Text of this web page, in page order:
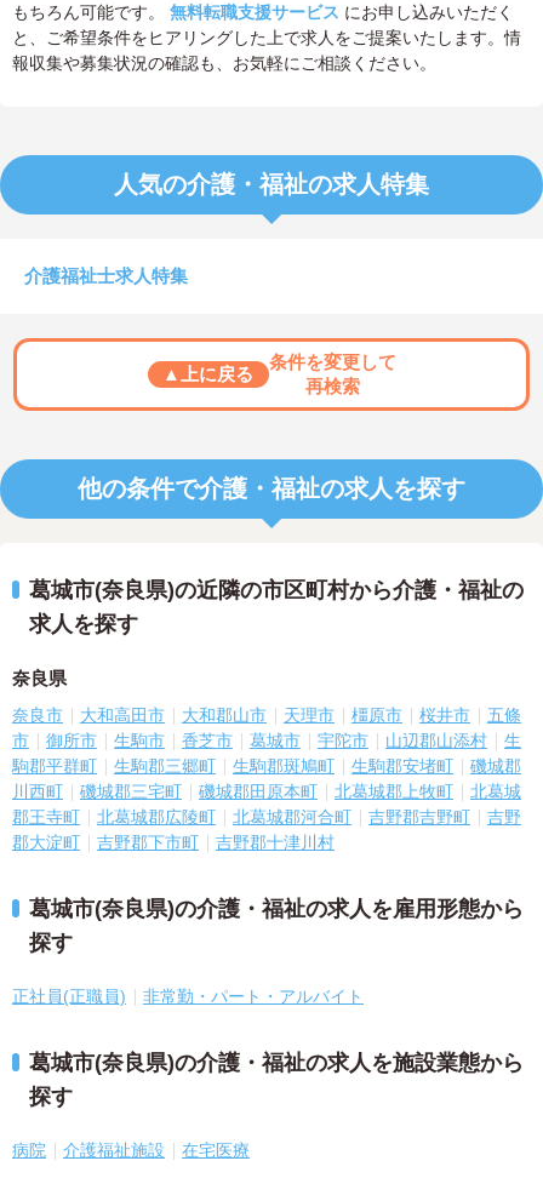
もちろん可能です。 無料転職支援サービス にお申し込みいただく
と、ご希望条件をヒアリングした上で求人をご提案いたします。情
報収集や募集状況の確認も、お気軽にご相談ください。
人気の介護・福祉の求人特集
介護福祉士求人特集
▲上に戻る
条件を変更して
再検索
他の条件で介護・福祉の求人を探す
葛城市(奈良県)の近隣の市区町村から介護・福祉の
求人を探す
奈良県
奈良市 大和高田市 大和郡山市 天理市 橿原市 桜井市
五條
市
御所市 生駒市 香芝市 葛城市 宇陀市 山辺郡山添村
生
駒郡平群町
生駒郡三郷町 生駒郡斑鳩町 生駒郡安堵町
磯城郡
川西町
磯城郡三宅町 磯城郡田原本町 北葛城郡上牧町
北葛城
郡王寺町
北葛城郡広陵町 北葛城郡河合町 吉野郡吉野町
吉野
郡大淀町
吉野郡下市町 吉野郡十津川村
葛城市(奈良県)の介護・福祉の求人を雇用形態から
探す
正社員(正職員) 非常勤・パート・アルバイト
葛城市(奈良県)の介護・福祉の求人を施設業態から
探す
病院 介護福祉施設 在宅医療